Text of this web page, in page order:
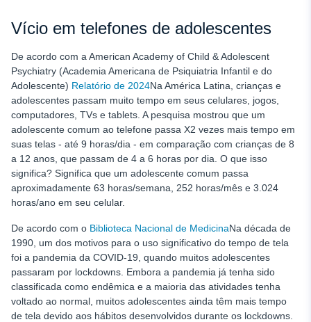
Vício em telefones de adolescentes
De acordo com a American Academy of Child & Adolescent
Psychiatry (Academia Americana de Psiquiatria Infantil e do
Adolescente) Relatório de 2024Na América Latina, crianças e
adolescentes passam muito tempo em seus celulares, jogos,
computadores, TVs e tablets. A pesquisa mostrou que um
adolescente comum ao telefone passa X2 vezes mais tempo em
suas telas - até 9 horas/dia - em comparação com crianças de 8
a 12 anos, que passam de 4 a 6 horas por dia. O que isso
significa? Significa que um adolescente comum passa
aproximadamente 63 horas/semana, 252 horas/mês e 3.024
horas/ano em seu celular.
De acordo com o Biblioteca Nacional de MedicinaNa década de
1990, um dos motivos para o uso significativo do tempo de tela
foi a pandemia da COVID-19, quando muitos adolescentes
passaram por lockdowns. Embora a pandemia já tenha sido
classificada como endêmica e a maioria das atividades tenha
voltado ao normal, muitos adolescentes ainda têm mais tempo
de tela devido aos hábitos desenvolvidos durante os lockdowns.